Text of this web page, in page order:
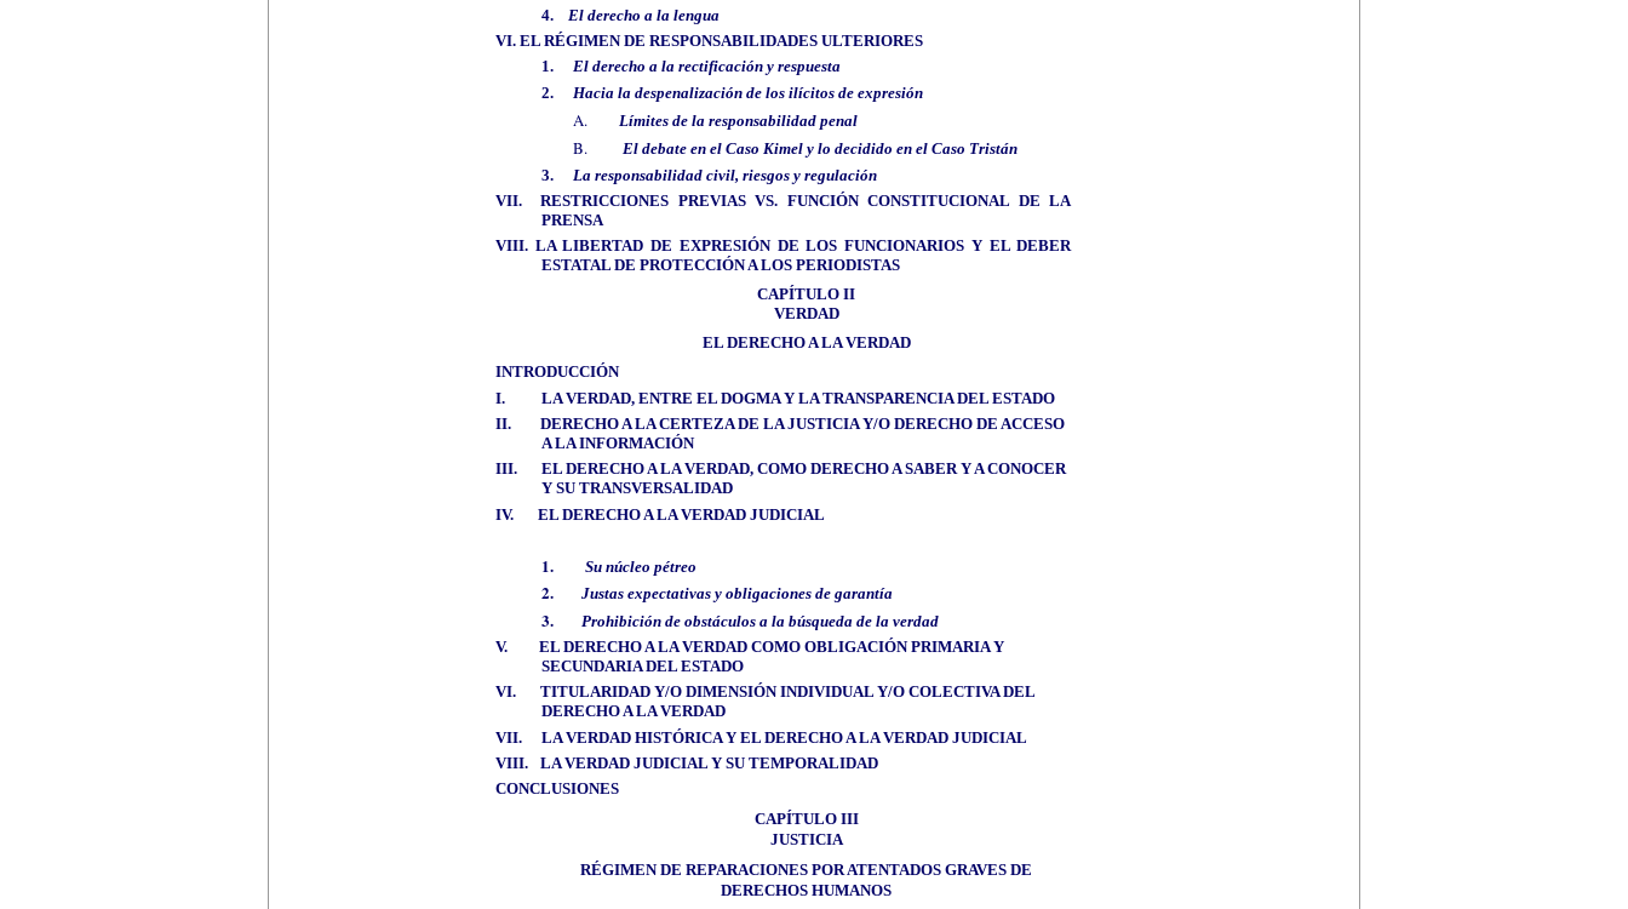
4.
El derecho a la lengua
VI. EL RÉGIMEN DE RESPONSABILIDADES ULTERIORES
1.
El derecho a la rectificación y respuesta
2.
Hacia la despenalización de los ilícitos de expresión
A. Límites de la responsabilidad penal
B.
El debate en el Caso Kimel y lo decidido en el Caso Tristán
3.
La responsabilidad civil, riesgos y regulación
VII.
RESTRICCIONES PREVIAS VS. FUNCIÓN CONSTITUCIONAL DE LA
PRENSA
VIII. LA LIBERTAD DE EXPRESIÓN DE LOS FUNCIONARIOS Y EL DEBER
ESTATAL DE PROTECCIÓN A LOS PERIODISTAS
CAPÍTULO II
VERDAD
EL DERECHO A LA VERDAD
INTRODUCCIÓN
I.
LA VERDAD, ENTRE EL DOGMA Y LA TRANSPARENCIA DEL ESTADO
II.
DERECHO A LA CERTEZA DE LA JUSTICIA Y/O DERECHO DE ACCESO
A LA INFORMACIÓN
III.
EL DERECHO A LA VERDAD, COMO DERECHO A SABER Y A CONOCER
Y SU TRANSVERSALIDAD
IV.
EL DERECHO A LA VERDAD JUDICIAL
1. Su núcleo pétreo
2. Justas expectativas y obligaciones de garantía
3.
Prohibición de obstáculos a la búsqueda de la verdad
V.
EL DERECHO A LA VERDAD COMO OBLIGACIÓN PRIMARIA Y
SECUNDARIA DEL ESTADO
VI.
TITULARIDAD Y/O DIMENSIÓN INDIVIDUAL Y/O COLECTIVA DEL
DERECHO A LA VERDAD
VII.
LA VERDAD HISTÓRICA Y EL DERECHO A LA VERDAD JUDICIAL
VIII.
LA VERDAD JUDICIAL Y SU TEMPORALIDAD
CONCLUSIONES
CAPÍTULO III
JUSTICIA
RÉGIMEN DE REPARACIONES POR ATENTADOS GRAVES DE
DERECHOS HUMANOS